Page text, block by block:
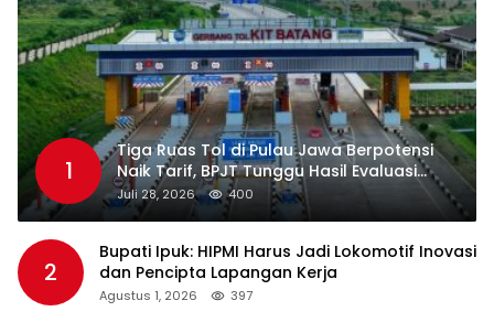
1
Tiga Ruas Tol di Pulau Jawa Berpotensi
Naik Tarif, BPJT Tunggu Hasil Evaluasi
Standar Pelayanan
Juli 28, 2026 400
2
Bupati Ipuk: HIPMI Harus Jadi Lokomotif Inovasi
dan Pencipta Lapangan Kerja
Agustus 1, 2026 397